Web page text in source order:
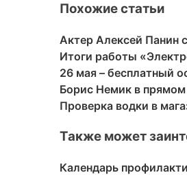
Похожие статьи
Актер Алексей Панин
Итоги работы
26 мая – бесплатный
Борис Немик в прямом
Проверка водки в
Также может
Календарь